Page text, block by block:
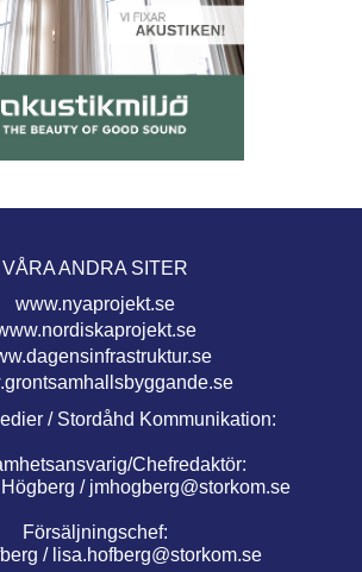
VÅRA ANDRA SITER
www.nyaprojekt.se
/ Stordåhd Kommunikation:
Chefredaktör:
/ jmhogberg@storkom.se
Försäljningschef:
/ lisa.hofberg@storkom.se